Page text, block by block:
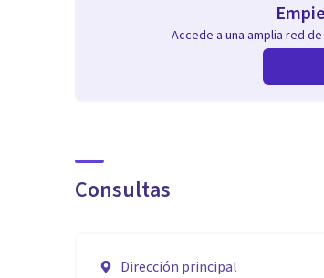
Accede a una amplia red
Consultas
Dirección principal